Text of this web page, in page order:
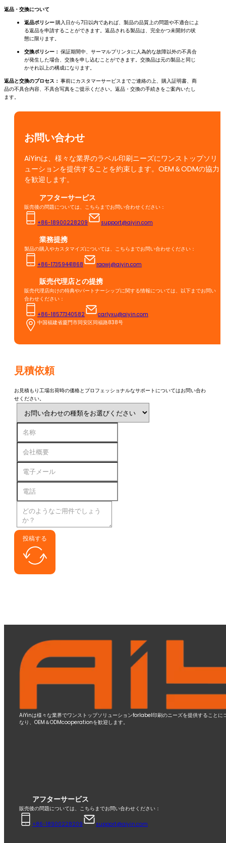
返品・交換について
返品ポリシー購入日から7日以内であれば、製品の品質上の問題や不適合によ
る返品を申請することができます。返品される製品は、完全かつ未開封の状
態に限ります。
交換ポリシー： 保証期間中、サーマルプリンタに人為的な故障以外の不具合
が発生した場合、交換を申し込むことができます。交換品は元の製品と同じ
かそれ以上の構成になります。
返品と交換のプロセス： 事前にカスタマーサービスまでご連絡の上、購入証明書、商
品の不具合内容、不具合写真をご提示ください。返品・交換の手続きをご案内いたし
ます。
お問い合わせ
AiYinは、様々な業界のラベル印刷ニーズにワンストップソリ
ューションを提供することを約束します。OEM＆ODMの協力
を歓迎します。
アフターサービス
販売後の問題については、こちらまでお問い合わせください：
+86-18900228209 support@aiyin.com
業務提携
製品の購入やカスタマイズについては、こちらまでお問い合わせください：
+86-17359441868 raowj@aiyin.com
販売代理店との提携
販売代理店向けの特典やパートナーシップに関する情報については、以下までお問い
合わせください：
+86-18577340582
carlyxu@aiyin.com
中国福建省廈門市同安区同福路838号
見積依頼
お見積もり工場出荷時の価格とプロフェッショナルなサポートについてはお問い合わ
せください。
投稿する
AiYinは様々な業界でワンストップソリューションforlabel印刷のニーズを提供すること
なり、OEM＆ODMcooperationを歓迎します。
アフターサービス
販売後の問題については、こちらまでお問い合わせください：
+86-18900228209 support@aiyin.com